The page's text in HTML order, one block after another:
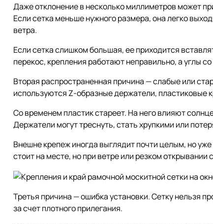
Даже отклонение в несколько миллиметров может
Если сетка меньше нужного размера, она легко
ветра.
Если сетка слишком большая, ее приходится
перекос, крепления работают неправильно, а углы
Вторая распространенная причина — слабые или
используются Z-образные держатели, пластиковые
Со временем пластик стареет. На него влияют
Держатели могут треснуть, стать хрупкими или
Внешне крепеж иногда выглядит почти целым, но
стоит на месте, но при ветре или резком
Третья причина — ошибка установки. Сетку нельзя
за счет плотного прилегания.